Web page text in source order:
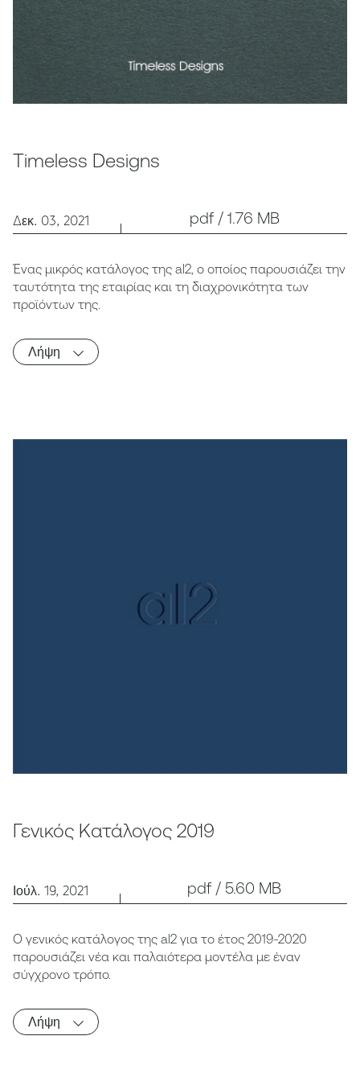
Timeless Designs
Δεκ. 03, 2021 pdf / 1.76 MB
Ένας μικρός κατάλογος της al2, ο οποίος παρουσιάζει την
ταυτότητα της εταιρίας και τη διαχρονικότητα των
προϊόντων της.
Λήψη
Γενικός Κατάλογος 2019
Ιούλ. 19, 2021 pdf / 5.60 MB
Ο γενικός κατάλογος της al2 για το έτος 2019-2020
παρουσιάζει νέα και παλαιότερα μοντέλα με έναν
σύγχρονο τρόπο.
Λήψη